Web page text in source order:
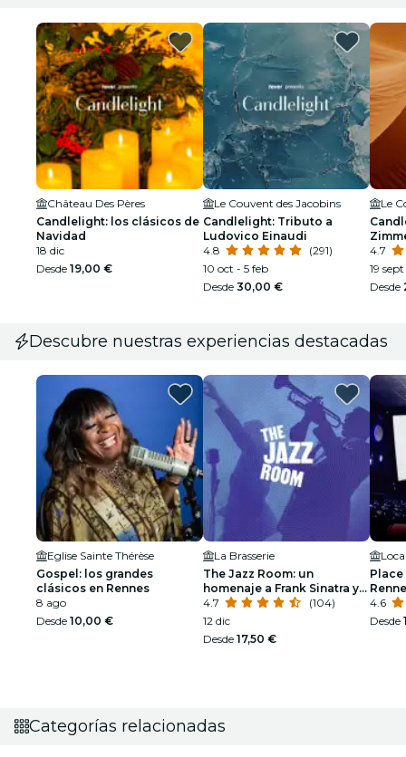
Château Des Pères
Candlelight: los clásicos de
Navidad
18 dic
Desde 19,00 €
Le Couvent des Jacobins
Candlelight: Tributo a
Ludovico Einaudi
4.8
(291)
10 oct - 5 feb
Desde 30,00 €
Le
4.7
19
Desde
Descubre nuestras experiencias destacadas
Eglise Sainte Thérèse
Gospel: los grandes
clásicos en Rennes
8 ago
Desde 10,00 €
La Brasserie
The Jazz Room: un
homenaje a Frank Sinatra y
Louis Armstrong
4.7
(104)
12 dic
Desde 17,50 €
Place
4.6
Desde
Categorías relacionadas